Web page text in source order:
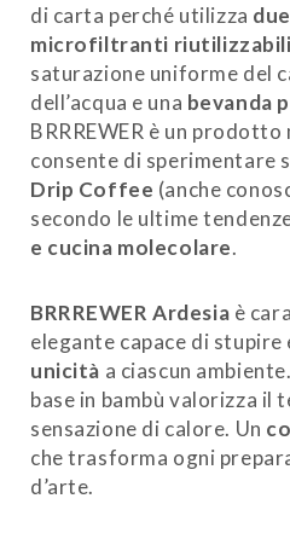
di carta perché utilizza
microfiltranti riutilizzabili
saturazione uniforme del
dell’acqua e una bevanda
BRRREWER è un
consente di sperimentare
Drip Coffee (anche
secondo le ultime
e cucina molecolare.
BRRREWER Ardesia è
elegante capace di stupire
unicità a ciascun
base in bambù valorizza il
sensazione di calore. Un
che trasforma ogni
d’arte.